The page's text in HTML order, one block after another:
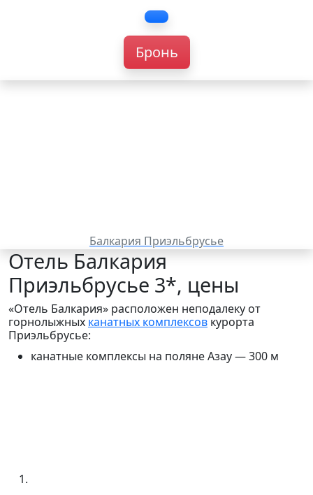
Бронь
Балкария Приэльбрусье
Отель Балкария
Приэльбрусье 3*, цены
«Отель Балкария» расположен неподалеку от
горнолыжных канатных комплексов курорта
Приэльбрусье:
канатные комплексы на поляне Азау —300 м